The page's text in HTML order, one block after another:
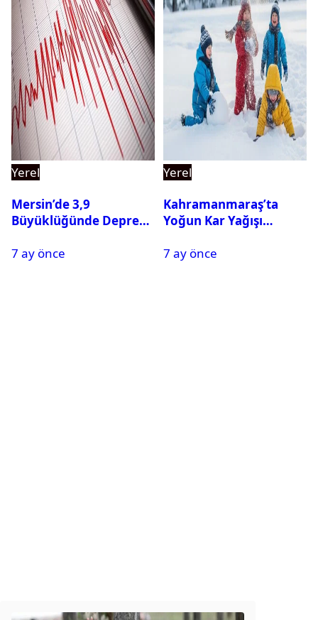
Yerel
Mersin’de 3,9
Büyüklüğünde Deprem
7 ay önce
Yerel
Kahramanmaraş’ta
Yoğun Kar Yağışı
Tatil
7 ay önce